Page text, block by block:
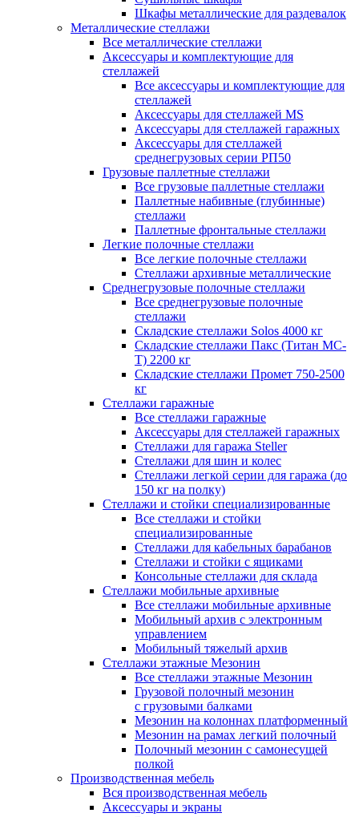
Шкафы металлические для раздевалок
Металлические стеллажи
Все металлические стеллажи
Аксессуары и комплектующие для
стеллажей
Все аксессуары и комплектующие для
стеллажей
Аксессуары для стеллажей MS
Аксессуары для стеллажей гаражных
Аксессуары для стеллажей
среднегрузовых серии РП50
Грузовые паллетные стеллажи
Все грузовые паллетные стеллажи
Паллетные набивные (глубинные)
стеллажи
Паллетные фронтальные стеллажи
Легкие полочные стеллажи
Все легкие полочные стеллажи
Стеллажи архивные металлические
Среднегрузовые полочные стеллажи
Все среднегрузовые полочные
стеллажи
Складские стеллажи Solos 4000 кг
Складские стеллажи Пакс (Титан МС-
Т) 2200 кг
Складские стеллажи Промет 750-2500
кг
Стеллажи гаражные
Все стеллажи гаражные
Аксессуары для стеллажей гаражных
Стеллажи для гаража Steller
Стеллажи для шин и колес
Стеллажи легкой серии для гаража (до
150 кг на полку)
Стеллажи и стойки специализированные
Все стеллажи и стойки
специализированные
Стеллажи для кабельных барабанов
Стеллажи и стойки с ящиками
Консольные стеллажи для склада
Стеллажи мобильные архивные
Все стеллажи мобильные архивные
Мобильный архив с электронным
управлением
Мобильный тяжелый архив
Стеллажи этажные Мезонин
Все стеллажи этажные Мезонин
Грузовой полочный мезонин
с грузовыми балками
Мезонин на колоннах платформенный
Мезонин на рамах легкий полочный
Полочный мезонин с самонесущей
полкой
Производственная мебель
Вся производственная мебель
Аксессуары и экраны